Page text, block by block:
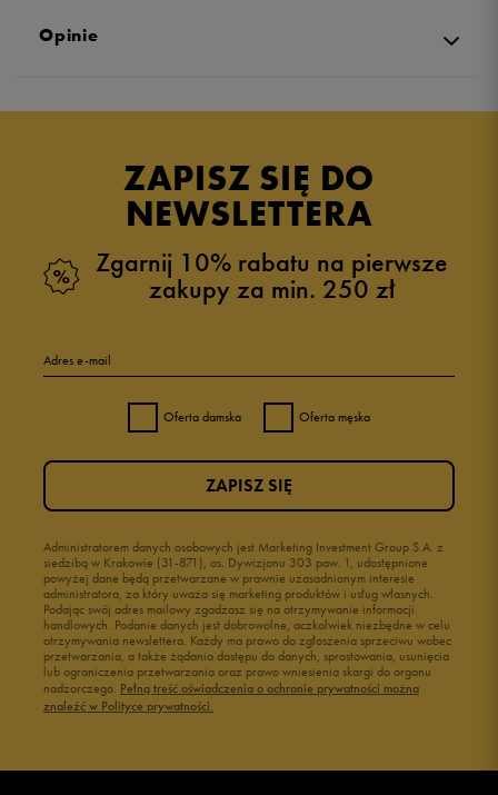
Opinie
ZAPISZ SIĘ DO
NEWSLETTERA
Zgarnij 10% rabatu na pierwsze
zakupy za min. 250 zł
Adres e-mail
Oferta damska Oferta męska
Administratorem danych osobowych jest Marketing Investment Group S.A. z
siedzibą w Krakowie (31-871), os. Dywizjonu 303 paw. 1, udostępnione
powyżej dane będą przetwarzane w prawnie uzasadnionym interesie
administratora, za który uważa się marketing produktów i usług własnych.
Podając swój adres mailowy zgadzasz się na otrzymywanie informacji
handlowych. Podanie danych jest dobrowolne, aczkolwiek niezbędne w celu
otrzymywania newslettera. Każdy ma prawo do zgłoszenia sprzeciwu wobec
przetwarzania, a także żądania dostępu do danych, sprostowania, usunięcia
lub ograniczenia przetwarzania oraz prawo wniesienia skargi do organu
nadzorczego. Pełną treść oświadczenia o ochronie prywatności można
znaleźć w Polityce prywatności.
ZAPISZ SIĘ